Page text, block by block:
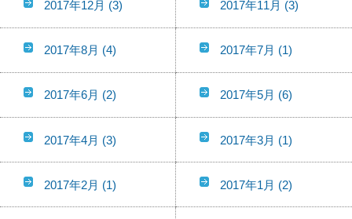
2017年12月 (3) 2017年11月 (3)
2017年8月 (4) 2017年7月 (1)
2017年6月 (2) 2017年5月 (6)
2017年4月 (3) 2017年3月 (1)
2017年2月 (1) 2017年1月 (2)